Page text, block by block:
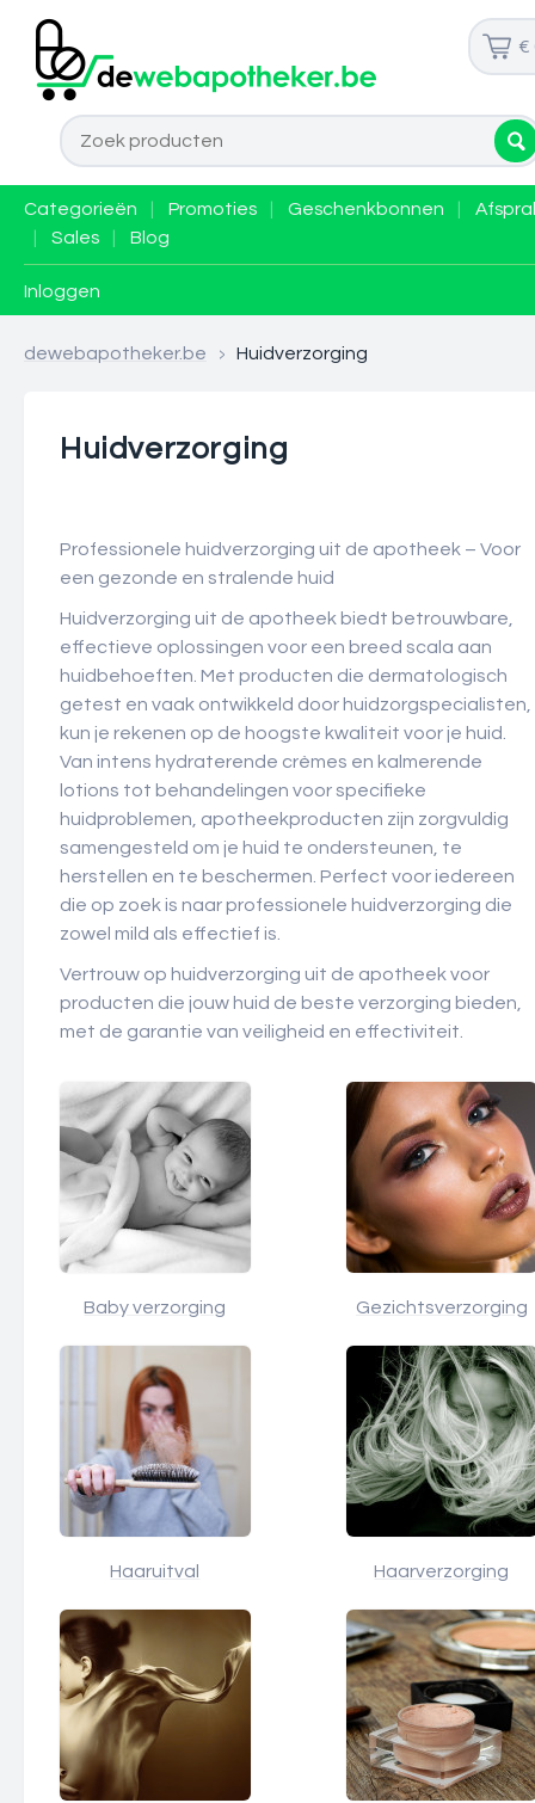
€
Categorieën Promoties Geschenkbonnen
Sales Blog
Inloggen
dewebapotheker.be > Huidverzorging
Huidverzorging
Professionele huidverzorging uit de apotheek – Voor
een gezonde en stralende huid
Huidverzorging uit de apotheek biedt betrouwbare,
effectieve oplossingen voor een breed scala aan
huidbehoeften. Met producten die dermatologisch
getest en vaak ontwikkeld door huidzorgspecialisten,
kun je rekenen op de hoogste kwaliteit voor je huid.
Van intens hydraterende crèmes en kalmerende
lotions tot behandelingen voor specifieke
huidproblemen, apotheekproducten zijn zorgvuldig
samengesteld om je huid te ondersteunen, te
herstellen en te beschermen. Perfect voor iedereen
die op zoek is naar professionele huidverzorging die
zowel mild als effectief is.
Vertrouw op huidverzorging uit de apotheek voor
producten die jouw huid de beste verzorging bieden,
met de garantie van veiligheid en effectiviteit.
Baby verzorging Gezichtsverzorging
Haaruitval Haarverzorging